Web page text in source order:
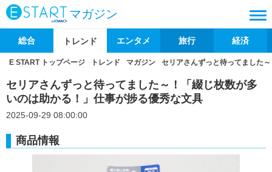
マガジン
総合 トレンド エンタメ 旅行 経済
E START トップページ トレンド マガジン セリアさんずっと待ってました
セリアさんずっと待ってました～！「綴じ枚数が多
いのは助かる！」仕事が捗る優秀な文具
2025-09-29 08:00:00
商品情報